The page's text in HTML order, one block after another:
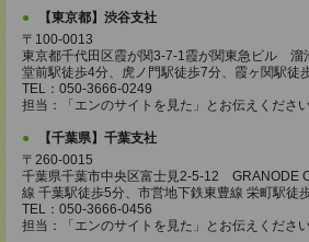
【東京都】渋谷支社
〒100-0013
東京都千代田区霞が関3-7-1霞が関東急ビル 溜
堂前駅徒歩4分、虎ノ門駅徒歩7分、霞ヶ関駅徒
TEL：050-3666-0249
担当：「エンのサイトを見た」とお伝えくださ
【千葉県】千葉支社
〒260-0015
千葉県千葉市中央区富士見2-5-12 GRANODE
線 千葉駅徒歩5分、市営地下鉄東豊線 栄町駅徒
TEL：050-3666-0456
担当：「エンのサイトを見た」とお伝えくださ